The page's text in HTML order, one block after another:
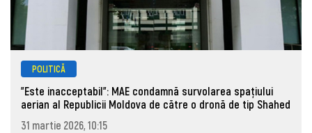
POLITICĂ
"Este inacceptabil": MAE condamnă survolarea spațiului
aerian al Republicii Moldova de către o dronă de tip Shahed
31 martie 2026, 10:15